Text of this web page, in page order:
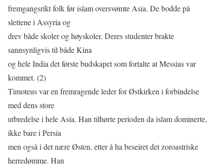
fremgangsrikt folk før islam oversvømte Asia. De bodde på
slettene i Assyria og
drev både skoler og høyskoler. Deres studenter brakte
sannsynligvis til både Kina
og hele India det første budskapet som fortalte at Messias var
kommet. (2)
Timoteus var en fremragende leder for Østkirken i forbindelse
med dens store
utbredelse i hele Asia. Han tilhørte perioden da islam dominerte,
ikke bare i Persia
men også i det nære Østen, etter å ha beseiret det zoroastriske
herredømme. Han